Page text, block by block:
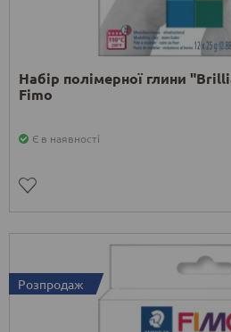
Набір полімерної глини
Fimo
Є в наявності
Розпродаж